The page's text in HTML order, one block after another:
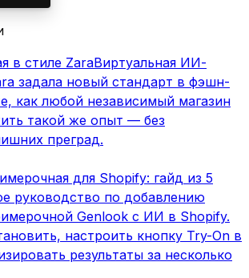
в стиле ZaraВиртуальная ИИ-
задала новый стандарт в фэшн-
как любой независимый магазин
такой же опыт — без
преград.
для Shopify: гайд из 5
руководство по добавлению
Genlook с ИИ в Shopify.
настроить кнопку Try-On в
результаты за несколько